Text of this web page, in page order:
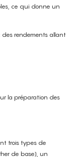
ce qui donne un
des rendements allant
la préparation des
trois types de
de base), un